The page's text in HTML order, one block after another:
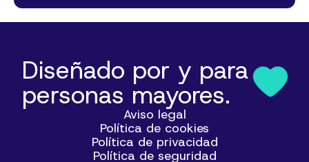
Diseñado por y para
personas mayores.
Aviso legal
Política de cookies
Política de privacidad
Política de seguridad